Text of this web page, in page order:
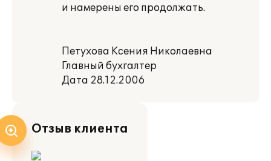
и намерены его продолжать.
Петухова Ксения Николаевна
Главный бухгалтер
Дата 28.12.2006
Отзыв клиента